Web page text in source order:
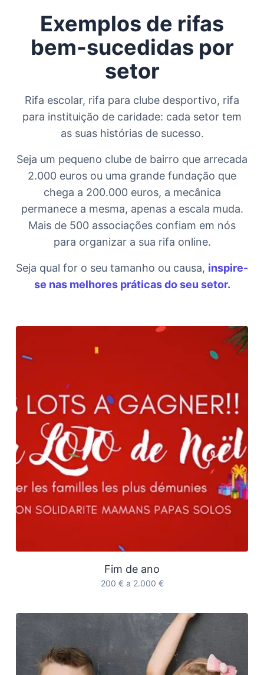
Exemplos de rifas
bem-sucedidas por
setor
Rifa escolar, rifa para clube desportivo, rifa
para instituição de caridade: cada setor tem
as suas histórias de sucesso.
Seja um pequeno clube de bairro que arrecada
2.000 euros ou uma grande fundação que
chega a 200.000 euros, a mecânica
permanece a mesma, apenas a escala muda.
Mais de 500 associações confiam em nós
para organizar a sua rifa online.
Seja qual for o seu tamanho ou causa, inspire-
se nas melhores práticas do seu setor.
Fim de ano
200 € a 2.000 €